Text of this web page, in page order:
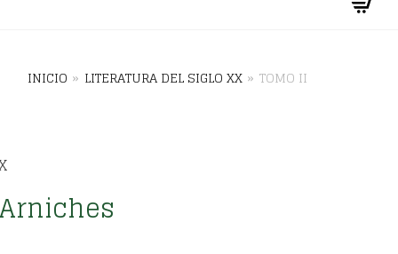
INICIO » LITERATURA DEL SIGLO XX » TOMO II